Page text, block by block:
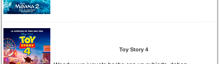
Toy Story 4